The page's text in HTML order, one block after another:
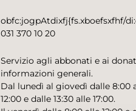
obfc:jogpAtdixfj{fs.xboefsxfhf/
031 370 10 20
Servizio agli abbonati e ai
informazioni generali.
Dal lunedì al giovedì dalle 8:00
12:00 e dalle 13:30 alle 17:00.